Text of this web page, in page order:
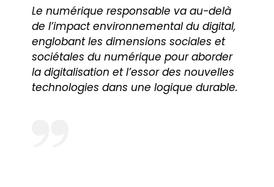
Le numérique responsable va au-delà
de l’impact environnemental du digital,
englobant les dimensions sociales et
sociétales du numérique pour aborder
la digitalisation et l’essor des nouvelles
technologies dans une logique durable.